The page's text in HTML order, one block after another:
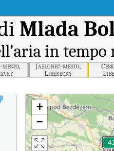
Mlada
in tempo
Jablonec-mesto,
Liberecky
reale (AQI) di Mlada Boleslav,
+
−